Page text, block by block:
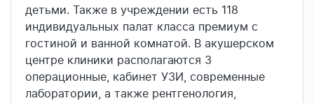
детьми. Также в учреждении есть 118
индивидуальных палат класса премиум с
гостиной и ванной комнатой. В акушерском
центре клиники располагаются 3
операционные, кабинет УЗИ, современные
лаборатории, а также рентгенология,